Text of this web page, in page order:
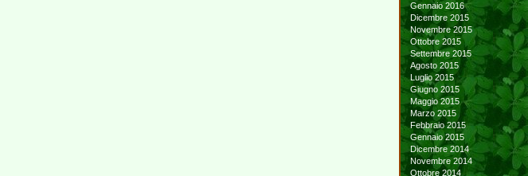
Gennaio 2016
Dicembre 2015
Novembre 2015
Ottobre 2015
Settembre 2015
Agosto 2015
Luglio 2015
Giugno 2015
Maggio 2015
Marzo 2015
Febbraio 2015
Gennaio 2015
Dicembre 2014
Novembre 2014
Ottobre 2014